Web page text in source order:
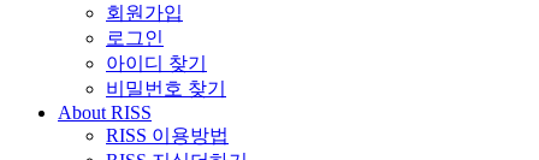
회원가입
로그인
아이디 찾기
비밀번호 찾기
About RISS
RISS 이용방법